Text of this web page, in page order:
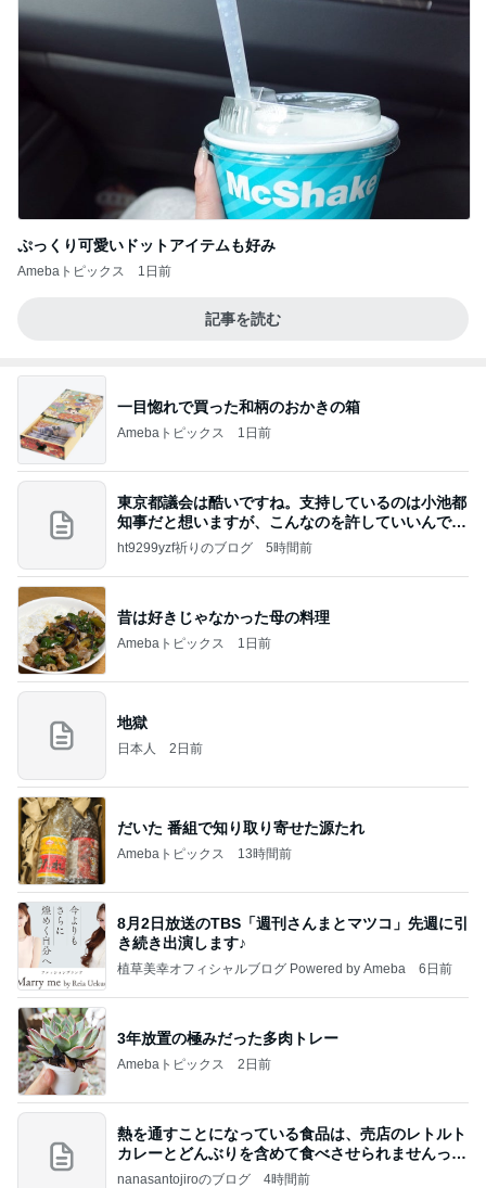
ぷっくり可愛いドットアイテムも好み
Amebaトピックス 1日前
記事を読む
一目惚れで買った和柄のおかきの箱
Amebaトピックス 1日前
東京都議会は酷いですね。支持しているのは小池都
知事だと想いますが、こんなのを許していいんです
か？
ht9299yzf祈りのブログ 5時間前
昔は好きじゃなかった母の料理
Amebaトピックス 1日前
地獄
日本人 2日前
だいた 番組で知り取り寄せた源たれ
Amebaトピックス 13時間前
8月2日放送のTBS「週刊さんまとマツコ」先週に引
き続き出演します♪
植草美幸オフィシャルブログ Powered by Ameba 6日前
3年放置の極みだった多肉トレー
Amebaトピックス 2日前
熱を通すことになっている食品は、売店のレトルト
カレーとどんぶりを含めて食べさせられませんっ
て、男
nanasantojiroのブログ 4時間前